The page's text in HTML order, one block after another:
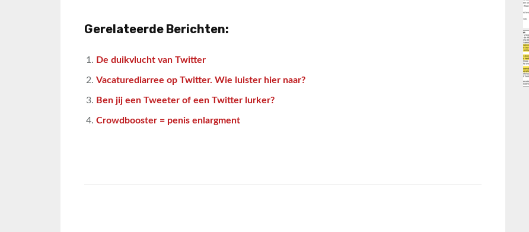
Gerelateerde Berichten:
De duikvlucht van Twitter
Vacaturediarree op Twitter. Wie luister hier naar?
Ben jij een Tweeter of een Twitter lurker?
Crowdbooster = penis enlargment